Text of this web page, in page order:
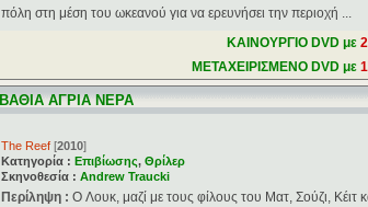
πόλη στη μέση του ωκεανού για να ερευνήσει την περιοχή ...
ΚΑΙΝΟΥΡΓΙΟ DVD με
ΜΕΤΑΧΕΙΡΙΣΜΕΝΟ DVD με
ΒΑΘΙΑ ΑΓΡΙΑ ΝΕΡΑ
The Reef [2010]
Κατηγορία : Επιβίωσης, Θρίλερ
Σκηνοθεσία : Andrew Traucki
Περίληψη : O Λουκ, μαζί με τους φίλους του Ματ, Σούζι, Κέιτ